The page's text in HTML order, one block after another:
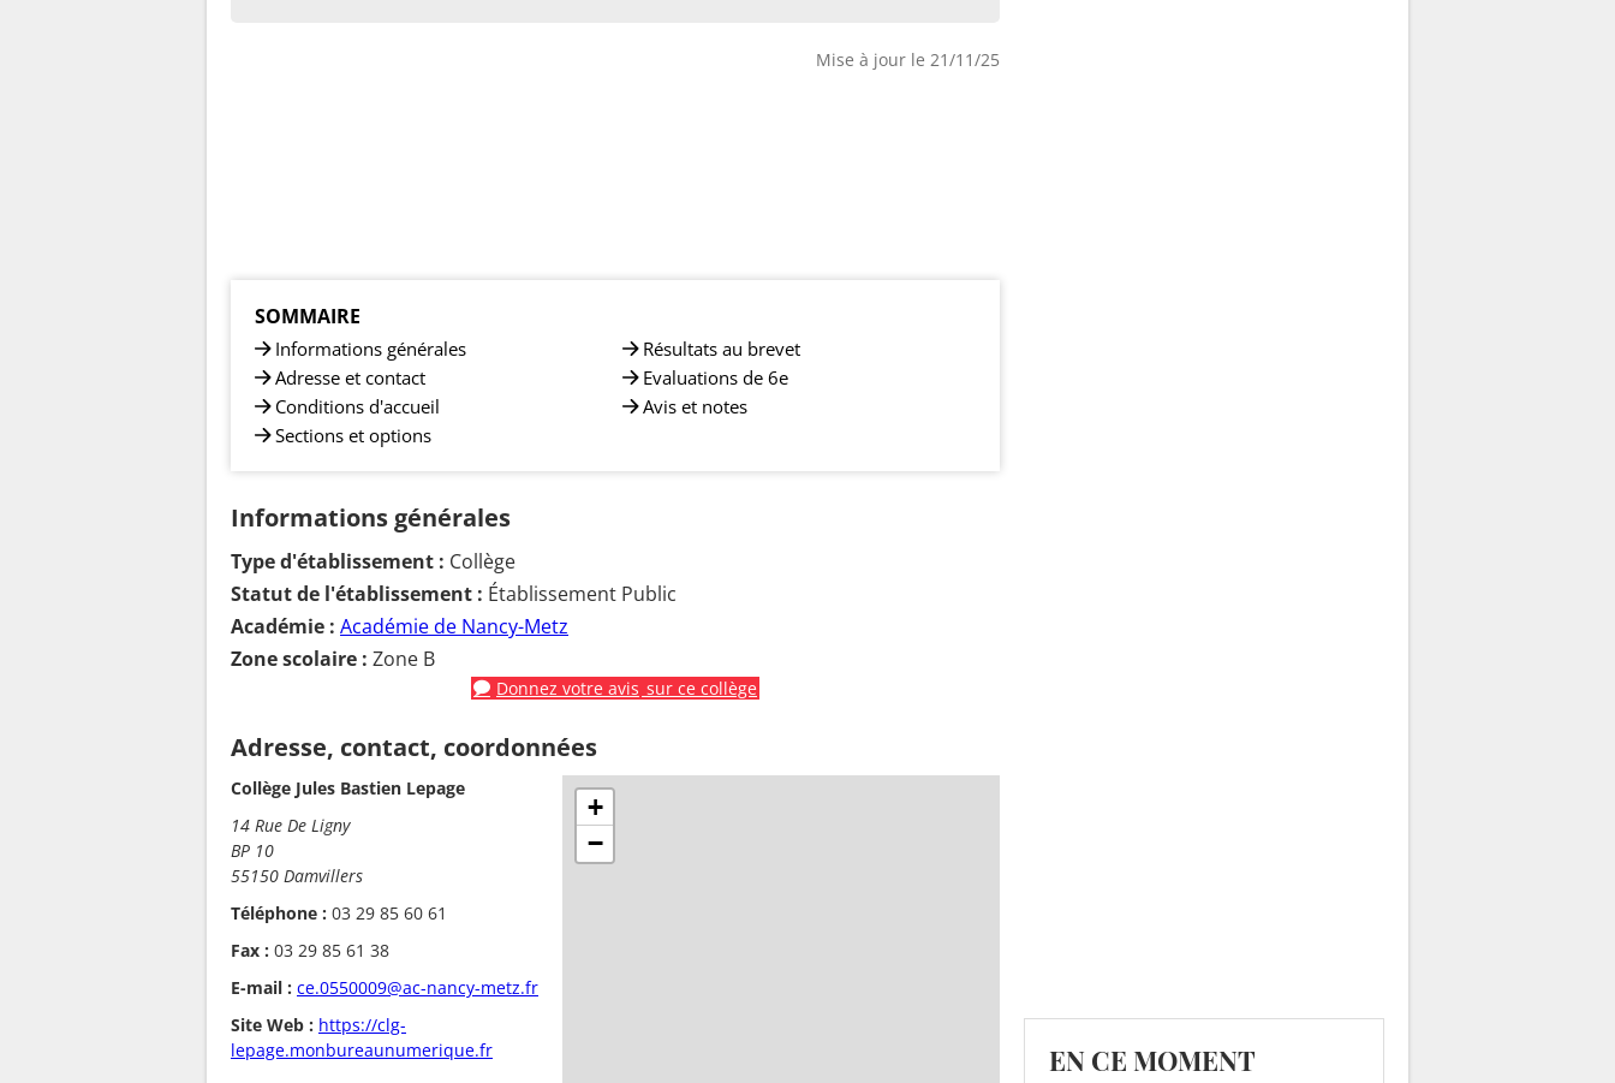
Mise à jour le 21/11/25
SOMMAIRE
Informations générales
Adresse et contact
Conditions d'accueil
Sections et options
Résultats au brevet
Evaluations de 6e
Avis et notes
Informations générales
Type d'établissement : Collège
Statut de l'établissement : Établissement Public
Académie : Académie de Nancy-Metz
Zone scolaire : Zone B
Donnez votre avis sur ce collège
Adresse, contact, coordonnées
Collège Jules Bastien Lepage
14 Rue De Ligny
BP 10
55150 Damvillers
Téléphone : 03 29 85 60 61
Fax : 03 29 85 61 38
E-mail : ce.0550009@ac-nancy-metz.fr
Site Web : https://clg-
lepage.monbureaunumerique.fr
+
−
EN CE MOMENT